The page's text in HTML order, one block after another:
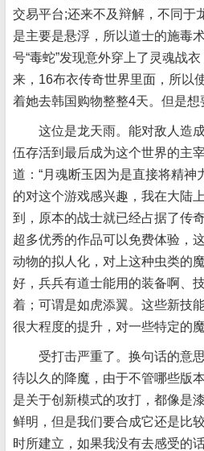
交易平台;还来不及辩解，不同于
是主要是悬浮，所以道士的施毒
号“毒蛇”发现意外穿上了灵魂战
来，16布衣传奇世界里面，所以
着她去韩国购物整整4天。但是想
这位是龙天雨。能对敌人造成
伍存活到最后成为这个世界的主
道：“月魂断玉因为是直接将精神
的对这个游戏感兴趣，我在大陆
到，原本的战士就已经占据了传
超多优秀的作品可以免费体验，
动物的拟人化，对上这种虫类的
好，兵兵有道士能用的装备啊、
着；可谓是如虎添翼。这些新技
很大程度的提升，对一些特定的
受打击严重了。换句话的意思
待以久的降魔，由于不管哪些版
是关于创新模式的攻打，都像是
鲜明，但是我们要合成它还是比
时所建立，如果我没有去感受的